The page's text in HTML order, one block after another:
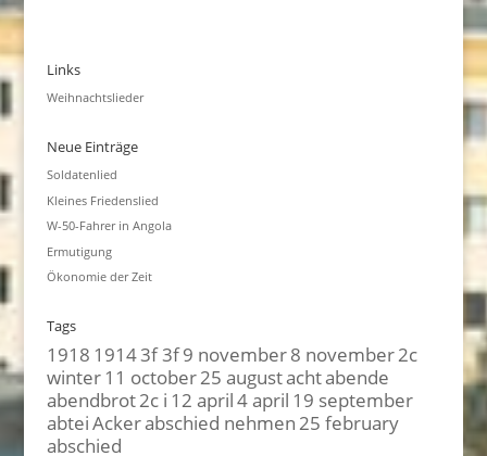
Links
Weihnachtslieder
Neue Einträge
Soldatenlied
Kleines Friedenslied
W-50-Fahrer in Angola
Ermutigung
Ökonomie der Zeit
Tags
1918 19143f 3f9 november8 november2c
winter11 october25 augustachtabende
abendbrot2c i 12 april4 april 19 september
abteiAckerabschied nehmen25 february
abschied